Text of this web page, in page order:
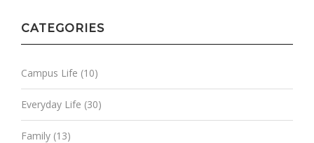
CATEGORIES
Campus Life (10)
Everyday Life (30)
Family (13)